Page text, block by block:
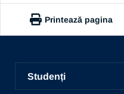
Printează pagina
Studenți